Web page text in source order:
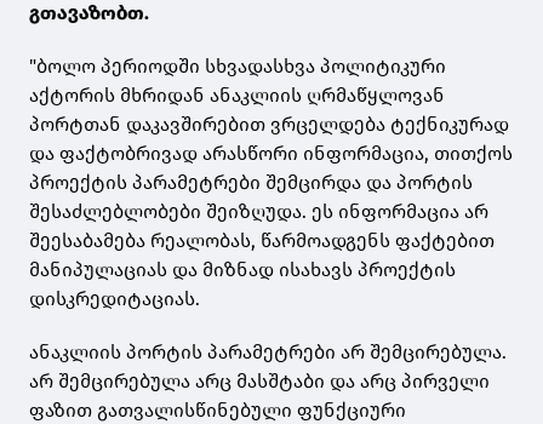
გთავაზობთ.
"ბოლო პერიოდში სხვადასხვა პოლიტიკური
აქტორის მხრიდან ანაკლიის ღრმაწყლოვან
პორტთან დაკავშირებით ვრცელდება ტექნიკურად
და ფაქტობრივად არასწორი ინფორმაცია, თითქოს
პროექტის პარამეტრები შემცირდა და პორტის
შესაძლებლობები შეიზღუდა. ეს ინფორმაცია არ
შეესაბამება რეალობას, წარმოადგენს ფაქტებით
მანიპულაციას და მიზნად ისახავს პროექტის
დისკრედიტაციას.
ანაკლიის პორტის პარამეტრები არ შემცირებულა.
არ შემცირებულა არც მასშტაბი და არც პირველი
ფაზით გათვალისწინებული ფუნქციური